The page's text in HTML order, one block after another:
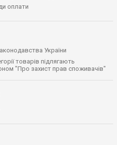
оплати
України
товарів підлягають
"Про захист прав споживачів"